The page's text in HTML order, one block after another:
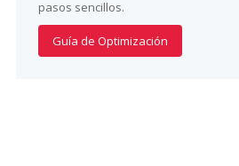
pasos sencillos.
Guía de Optimización